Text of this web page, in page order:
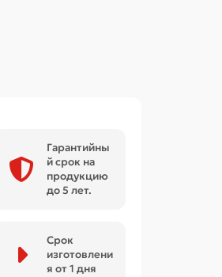
Гарантийны
й срок на
продукцию
до 5 лет.
Срок
изготовлени
я от 1 дня